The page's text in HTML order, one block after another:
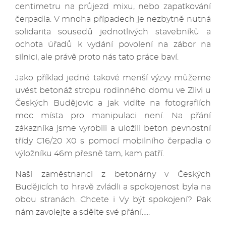
centimetru na průjezd mixu, nebo zapatkování
čerpadla. V mnoha případech je nezbytně nutná
solidarita sousedů jednotlivých stavebníků a
ochota úřadů k vydání povolení na zábor na
silnici, ale právě proto nás tato práce baví.
Jako příklad jedné takové menší výzvy můžeme
uvést betonáž stropu rodinného domu ve Zlivi u
Českých Budějovic a jak vidíte na fotografiích
moc místa pro manipulaci není. Na přání
zákazníka jsme vyrobili a uložili beton pevnostní
třídy C16/20 X0 s pomocí mobilního čerpadla o
výložníku 46m přesně tam, kam patří.
Naši zaměstnanci z betonárny v Českých
Budějicích to hravě zvládli a spokojenost byla na
obou stranách. Chcete i Vy být spokojení? Pak
nám zavolejte a sdělte své přání…..